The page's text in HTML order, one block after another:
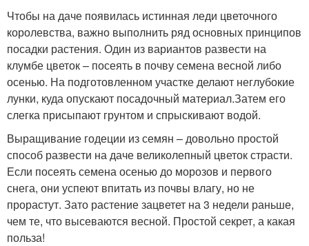
Чтобы на даче появилась истинная леди цветочного
королевства, важно выполнить ряд основных принципов
посадки растения. Один из вариантов развести на
клумбе цветок – посеять в почву семена весной либо
осенью. На подготовленном участке делают неглубокие
лунки, куда опускают посадочный материал.Затем его
слегка присыпают грунтом и спрыскивают водой.
Выращивание годеции из семян – довольно простой
способ развести на даче великолепный цветок страсти.
Если посеять семена осенью до морозов и первого
снега, они успеют впитать из почвы влагу, но не
прорастут. Зато растение зацветет на 3 недели раньше,
чем те, что высеваются весной. Простой секрет, а какая
польза!